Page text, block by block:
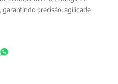
garantindo precisão, agilidade